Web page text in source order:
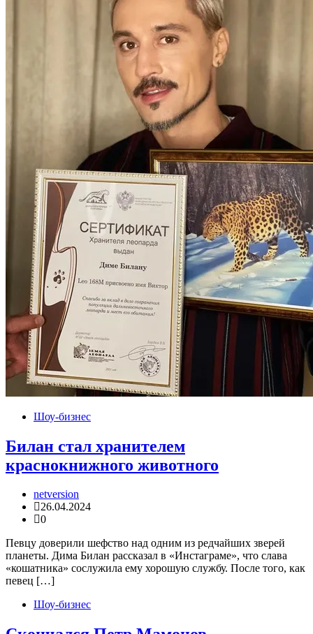
Шоу-бизнес
Билан стал хранителем
краснокнижного животного
netversion
26.04.2024
0
Певцу доверили шефство над одним из редчайших зверей
планеты. Дима Билан рассказал в «Инстаграме», что слава
«кошатника» сослужила ему хорошую службу. После того, как
певец […]
Шоу-бизнес